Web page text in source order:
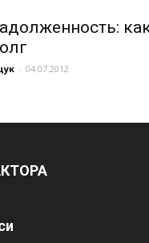
- 04.07.2012